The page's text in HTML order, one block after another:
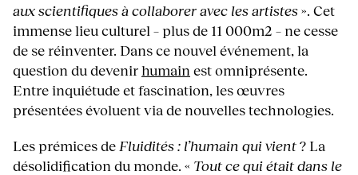
aux scientifiques à collaborer avec les artistes». Cet
immense lieu culturel – plus de 11 000m2 – ne cesse
de se réinventer. Dans ce nouvel événement, la
question du devenirhumain est omniprésente.
Entre inquiétude et fascination, les œuvres
présentées évoluent via de nouvelles technologies.
Les prémices de Fluidités : l’humain qui vient? La
désolidification du monde. « Tout ce qui était dans le